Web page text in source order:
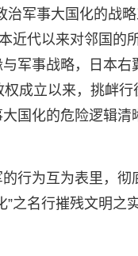
军事大国化的战
近代以来对邻国的
军事战略，日本
成立以来，挑衅
国化的危险逻辑清
行为互为表里，彻
之名行摧残文明之